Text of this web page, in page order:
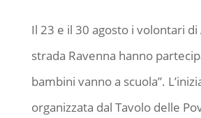
Il 23 e il 30 agosto i volontari
strada Ravenna hanno
bambini vanno a scuola”.
organizzata dal Tavolo delle